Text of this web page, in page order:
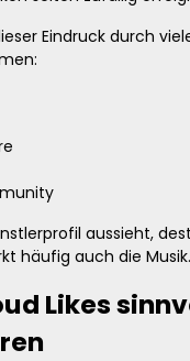
Eindruck durch
aussieht,
häufig auch die Musik.
Likes